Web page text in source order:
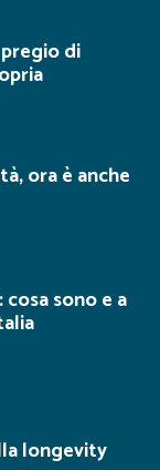
di
ora è anche
sono e a
longevity